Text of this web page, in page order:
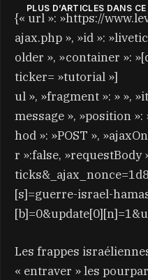
PLUS D’ARTICLES DANS CE
{« url »: »https://
ajax.php », »id »:
older », »container »:
ticker= »tutorial »]
ul », »fragment »: » »,
message », »position
hod »: »POST »,
r »:false, »requestBody
[s]=guerre-israel-
Les frappes
« entraver » les